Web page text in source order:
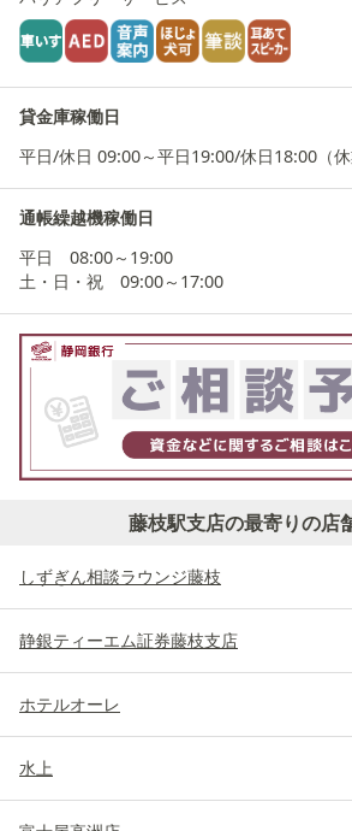
貸金庫稼働日
平日/休日 09:00～平日19:00/休日18:00（休
通帳繰越機稼働日
平日 08:00～19:00
土・日・祝 09:00～17:00
藤枝駅支店の最寄りの店
しずぎん相談ラウンジ藤枝
静銀ティーエム証券藤枝支店
ホテルオーレ
水上